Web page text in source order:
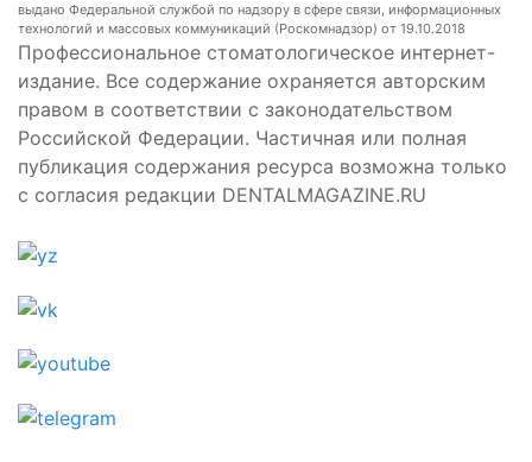
выдано Федеральной службой по надзору в сфере связи, информационных
технологий и массовых коммуникаций (Роскомнадзор) от 19.10.2018
Профессиональное стоматологическое интернет-
издание. Все содержание охраняется авторским
правом в соответствии с законодательством
Российской Федерации. Частичная или полная
публикация содержания ресурса возможна только
с согласия редакции DENTALMAGAZINE.RU